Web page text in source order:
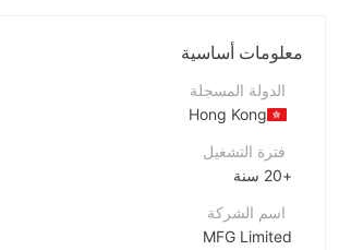
معلومات أساسية
الدولة المسجلة
Hong Kong
فترة التشغيل
+20 سنة
اسم الشركة
MFG Limited